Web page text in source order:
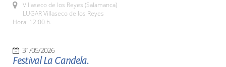
Villaseco de los Reyes (Salamanca)
LUGAR Villaseco de los Reyes
Hora: 12:00 h.
31/05/2026
Festival La Candela.